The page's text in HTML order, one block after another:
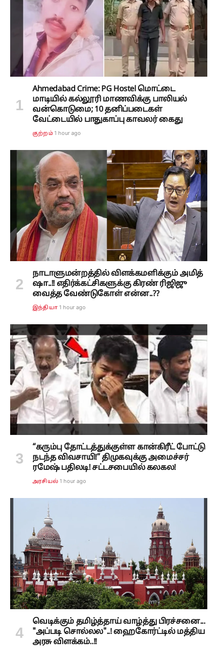
Ahmedabad Crime: PG Hostel மொட்டை
மாடியில் கல்லூரி மாணவிக்கு பாலியல்
வன்கொடுமை; 10 தனிப்படைகள்
வேட்டையில் பாதுகாப்பு காவலர் கைது
குற்றம் 1 hour ago
நாடாளுமன்றத்தில் விளக்கமளிக்கும் அமித்
ஷா..!! எதிர்க்கட்சிகளுக்கு கிரண் ரிஜிஜு
வைத்த வேண்டுகோள் என்ன..??
இந்தியா 1 hour ago
“கரும்பு தோட்டத்துக்குள்ள கான்கிரீட் போட்டு
நடந்த விவசாயி!” திமுகவுக்கு அமைச்சர்
ரமேஷ் பதிலடி! சட்டசபையில் கலகல!
அரசியல் 1 hour ago
வெடிக்கும் தமிழ்த்தாய் வாழ்த்து பிரச்சனை...
"அப்படி சொல்லல"..! ஹைகோர்ட்டில் மத்திய
அரசு விளக்கம்..!!